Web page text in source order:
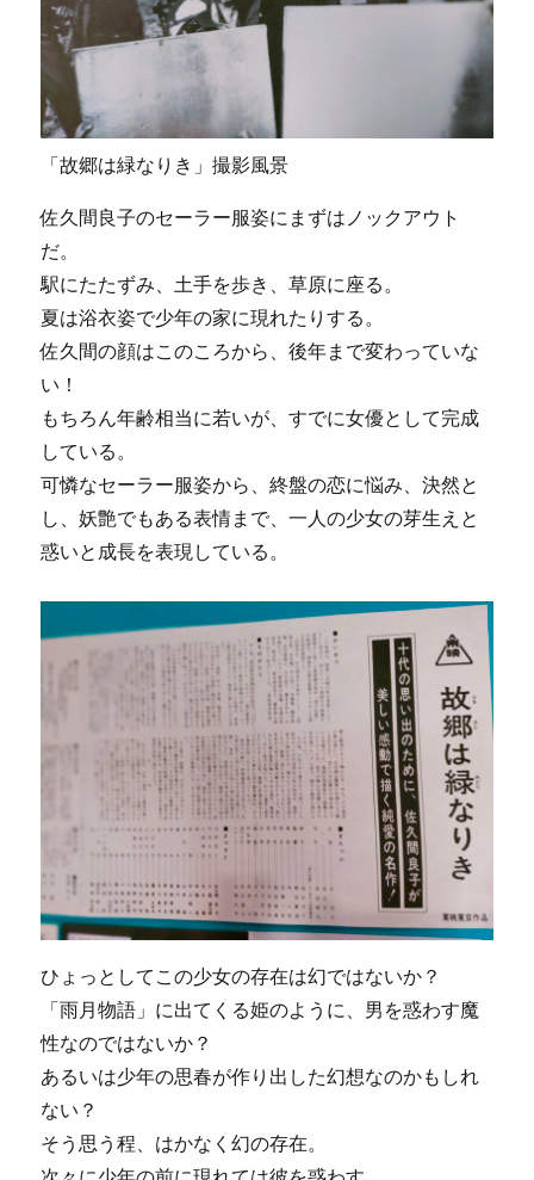
「故郷は緑なりき」撮影風景
佐久間良子のセーラー服姿にまずはノックアウト
だ。
駅にたたずみ、土手を歩き、草原に座る。
夏は浴衣姿で少年の家に現れたりする。
佐久間の顔はこのころから、後年まで変わっていな
い！
もちろん年齢相当に若いが、すでに女優として完成
している。
可憐なセーラー服姿から、終盤の恋に悩み、決然と
し、妖艶でもある表情まで、一人の少女の芽生えと
惑いと成長を表現している。
ひょっとしてこの少女の存在は幻ではないか？
「雨月物語」に出てくる姫のように、男を惑わす魔
性なのではないか？
あるいは少年の思春が作り出した幻想なのかもしれ
ない？
そう思う程、はかなく幻の存在。